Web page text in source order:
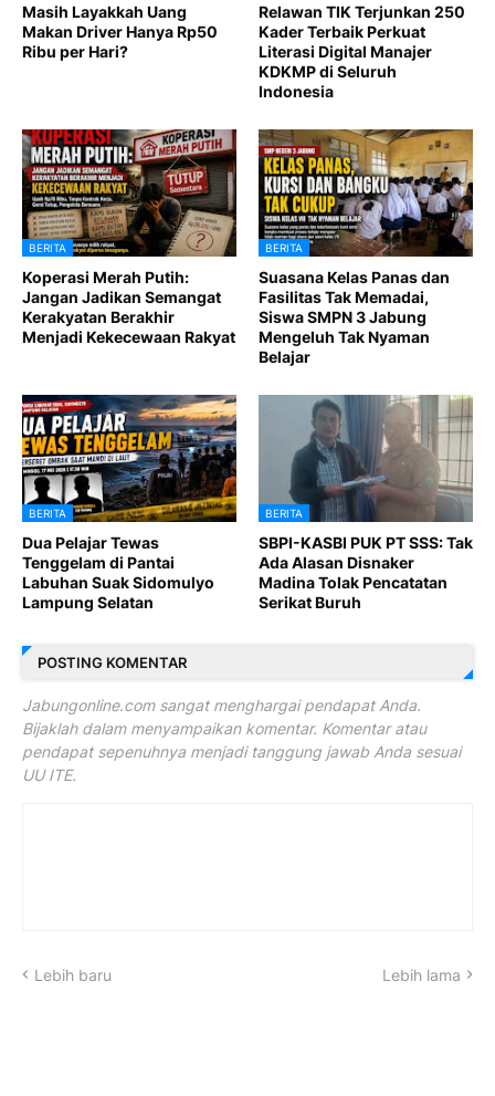
Masih Layakkah Uang
Makan Driver Hanya Rp50
Ribu per Hari?
Relawan TIK Terjunkan 250
Kader Terbaik Perkuat
Literasi Digital Manajer
KDKMP di Seluruh
Indonesia
BERITA
Koperasi Merah Putih:
Jangan Jadikan Semangat
Kerakyatan Berakhir
Menjadi Kekecewaan Rakyat
BERITA
Suasana Kelas Panas dan
Fasilitas Tak Memadai,
Siswa SMPN 3 Jabung
Mengeluh Tak Nyaman
Belajar
BERITA
Dua Pelajar Tewas
Tenggelam di Pantai
Labuhan Suak Sidomulyo
Lampung Selatan
BERITA
SBPI-KASBI PUK PT SSS: Tak
Ada Alasan Disnaker
Madina Tolak Pencatatan
Serikat Buruh
POSTING KOMENTAR
Jabungonline.com sangat menghargai pendapat Anda.
Bijaklah dalam menyampaikan komentar. Komentar atau
pendapat sepenuhnya menjadi tanggung jawab Anda sesuai
UU ITE.
Lebih baru Lebih lama